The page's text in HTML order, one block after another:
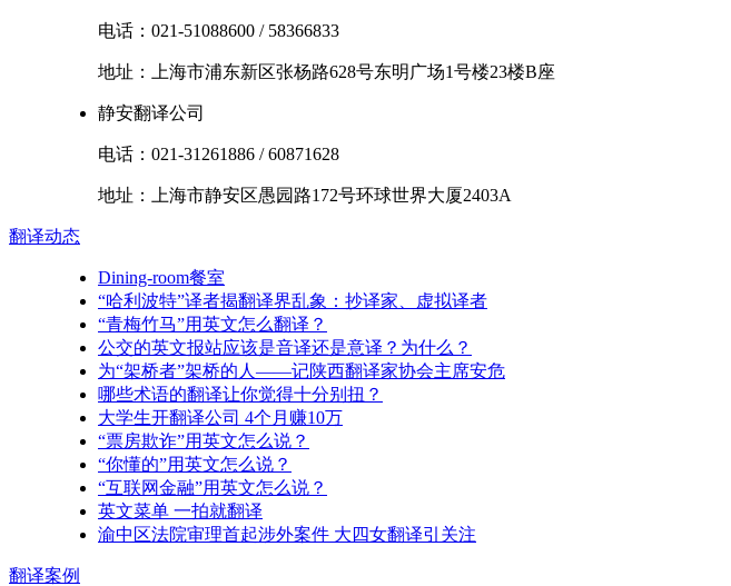
电话： 021-51088600 / 58366833
地址： 上海市浦东新区张杨路628号东明广场1号楼23楼B座
静安翻译公司
电话： 021-31261886 /60871628
地址： 上海市静安区愚园路172号环球世界大厦2403A
翻译动态
Dining-room餐室
“哈利波特”译者揭翻译界乱象：抄译家、虚拟译者
“青梅竹马”用英文怎么翻译？
公交的英文报站应该是音译还是意译？为什么？
为“架桥者”架桥的人——记陕西翻译家协会主席安危
哪些术语的翻译让你觉得十分别扭？
大学生开翻译公司 4个月赚10万
“票房欺诈”用英文怎么说？
“你懂的”用英文怎么说？
“互联网金融”用英文怎么说？
英文菜单 一拍就翻译
渝中区法院审理首起涉外案件 大四女翻译引关注
翻译案例